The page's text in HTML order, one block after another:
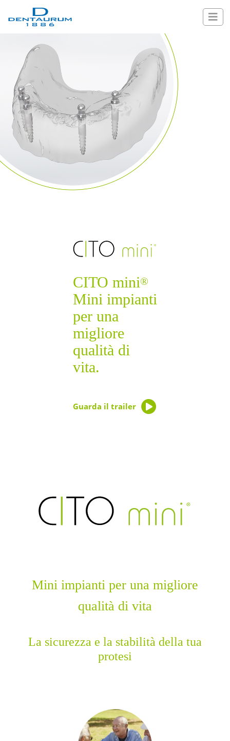
CITO mini®
Mini impianti
per una
migliore
qualità di
vita.
Guarda il trailer
Mini impianti per una migliore
qualità di vita
La sicurezza e la stabilità della tua
protesi